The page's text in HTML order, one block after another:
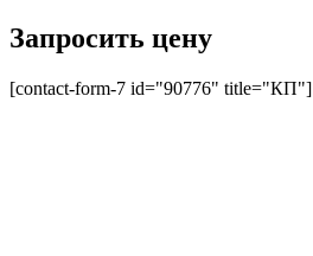
Запросить цену
[contact-form-7 id="90776" title="КП"]